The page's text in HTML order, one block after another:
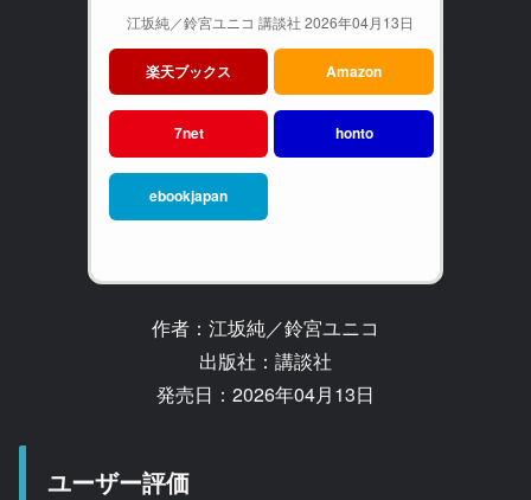
江坂純／鈴宮ユニコ 講談社 2026年04月13日
楽天ブックス Amazon
7net honto
ebookjapan
作者：江坂純／鈴宮ユニコ
出版社：講談社
発売日：2026年04月13日
ユーザー評価